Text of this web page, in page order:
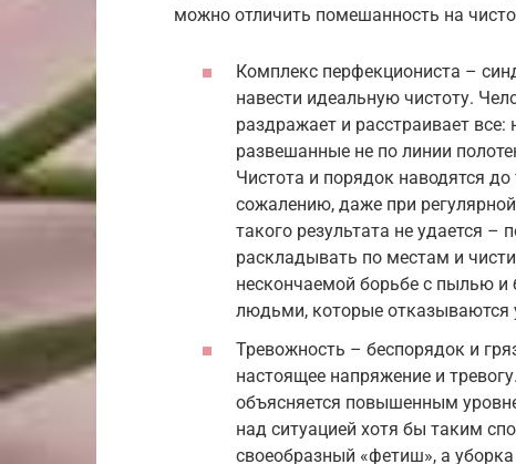
можно отличить помешанность на
Комплекс перфекциониста –
навести идеальную чистоту.
раздражает и расстраивает
развешанные не по линии
Чистота и порядок наводятся
сожалению, даже при
такого результата не удается –
раскладывать по местам и
нескончаемой борьбе с пылью
людьми, которые отказываются
Тревожность – беспорядок и
настоящее напряжение и
объясняется повышенным
над ситуацией хотя бы таким
своеобразный «фетиш», а